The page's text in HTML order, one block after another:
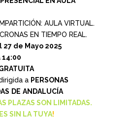
AULA VIRTUAL.
EN TIEMPO REAL.
27 de Mayo 2025
14:00
a PERSONAS
DE ANDALUCÍA
PLAZAS SON LIMITADAS.
SIN LA TUYA!